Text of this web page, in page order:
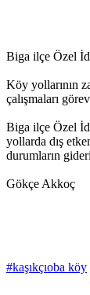
Biga ilçe Özel
Köy yollarının
çalışmaları
Biga ilçe Özel
yollarda dış
durumların
Gökçe Akkoç
#kaşıkçıoba köy